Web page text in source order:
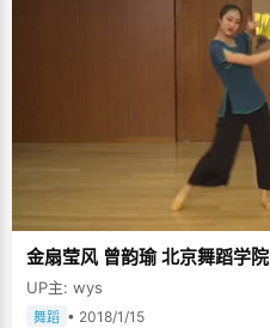
金扇莹风 曾韵瑜 北京舞蹈学院
UP主: wys
舞蹈 • 2018/1/15